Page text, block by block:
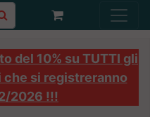
del 10% su TUTTI gli
si registreranno
2026 !!!